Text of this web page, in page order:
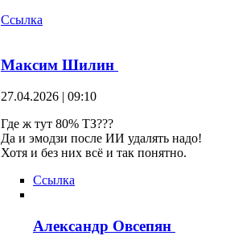
Ссылка
Максим Шилин
27.04.2026 | 09:10
Где ж тут 80% ТЗ???
Да и эмодзи после ИИ удалять надо!
Хотя и без них всё и так понятно.
Ссылка
Александр Овсепян